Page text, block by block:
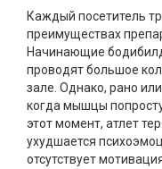
Каждый посетитель
преимуществах
Начинающие
проводят большое
зале. Однако, рано
когда мышцы
этот момент, атлет
ухудшается
отсутствует